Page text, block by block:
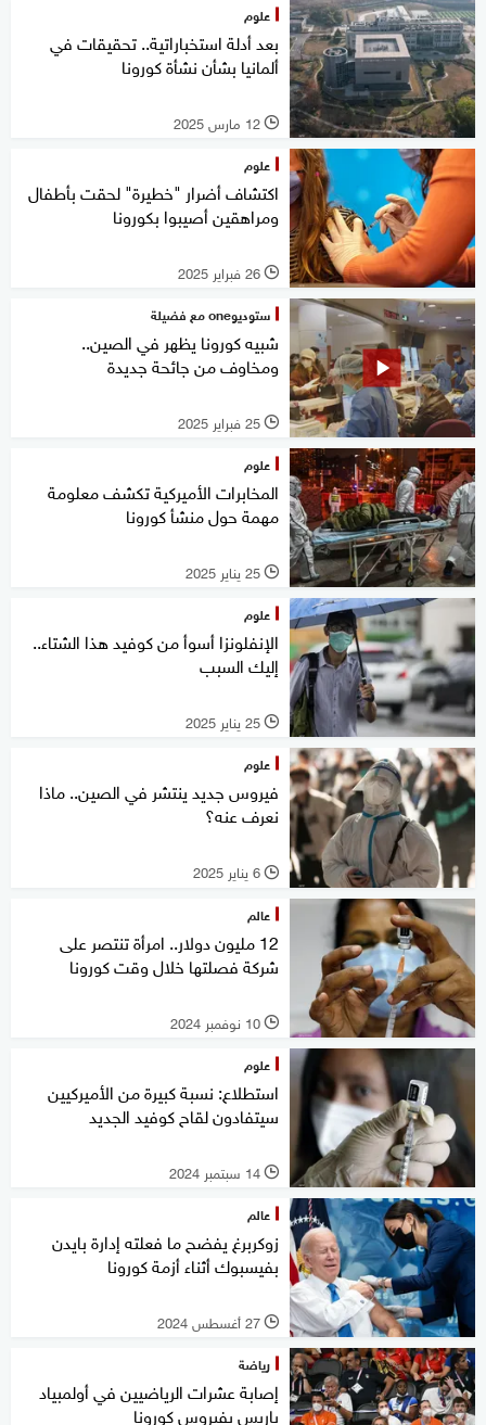
علوم
بعد أدلة استخباراتية.. تحقيقات في
ألمانيا بشأن نشأة كورونا
l 12 مارس 2025
علوم
اكتشاف أضرار "خطيرة" لحقت بأطفال
ومراهقين أصيبوا بكورونا
l 26 فبراير 2025
ستوديوone مع فضيلة
شبيه كورونا يظهر في الصين..
ومخاوف من جائحة جديدة
l 25 فبراير 2025
علوم
المخابرات الأميركية تكشف معلومة
مهمة حول منشأ كورونا
l 25 يناير 2025
علوم
الإنفلونزا أسوأ من كوفيد هذا الشتاء..
إليك السبب
l 25 يناير 2025
علوم
فيروس جديد ينتشر في الصين.. ماذا
نعرف عنه؟
l 6 يناير 2025
عالم
12 مليون دولار.. امرأة تنتصر على
شركة فصلتها خلال وقت كورونا
l 10 نوفمبر 2024
علوم
استطلاع: نسبة كبيرة من الأميركيين
سيتفادون لقاح كوفيد الجديد
l 14 سبتمبر 2024
عالم
زوكربرغ يفضح ما فعلته إدارة بايدن
بفيسبوك أثناء أزمة كورونا
l 27 أغسطس 2024
رياضة
إصابة عشرات الرياضيين في أولمبياد
باريس بفيروس كورونا